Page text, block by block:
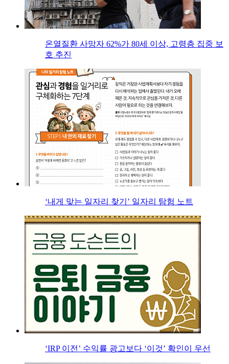
온열질환 사망자 62%가 80세 이상, 고령층 집중 보
호 추진
‘내게 맞는 일자리 찾기’ 일자리 탐험 노트
‘IRP 이전’ 수익률 광고보다 ‘이것’ 확인이 우선